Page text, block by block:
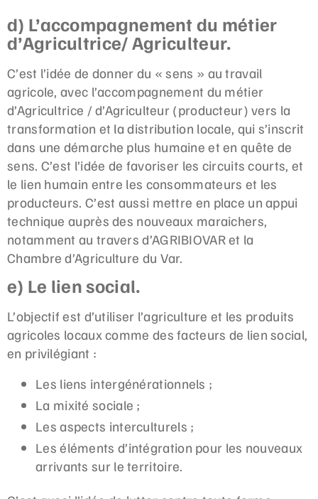
d) L’accompagnement du métier
d’Agricultrice/ Agriculteur.
C’est l’idée de donner du « sens » au travail
agricole, avec l’accompagnement du métier
d’Agricultrice / d’Agriculteur (producteur) vers la
transformation et la distribution locale, qui s’inscrit
dans une démarche plus humaine et en quête de
sens. C’est l’idée de favoriser les circuits courts, et
le lien humain entre les consommateurs et les
producteurs. C’est aussi mettre en place un appui
technique auprès des nouveaux maraichers,
notamment au travers d’AGRIBIOVAR et la
Chambre d’Agriculture du Var.
e) Le lien social.
L’objectif est d’utiliser l’agriculture et les produits
agricoles locaux comme des facteurs de lien social,
en privilégiant :
Les liens intergénérationnels ;
La mixité sociale ;
Les aspects interculturels ;
Les éléments d’intégration pour les nouveaux
arrivants sur le territoire.